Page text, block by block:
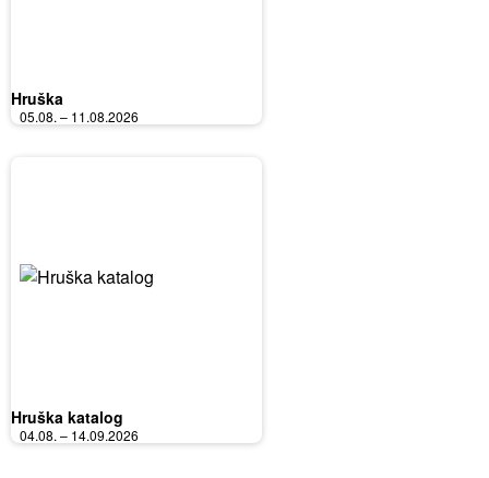
Hruška
05.08. – 11.08.2026
Hruška katalog
04.08. – 14.09.2026